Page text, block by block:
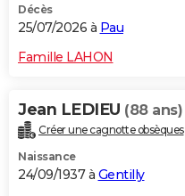
Décès
25/07/2026 à Pau
Famille LAHON
Jean LEDIEU (88 ans)
Créer une cagnotte obsèques
Naissance
24/09/1937 à Gentilly